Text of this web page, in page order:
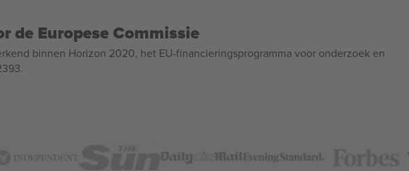
de Europese Commissie
binnen Horizon 2020, het EU-financieringsprogramma voor onderzoek en